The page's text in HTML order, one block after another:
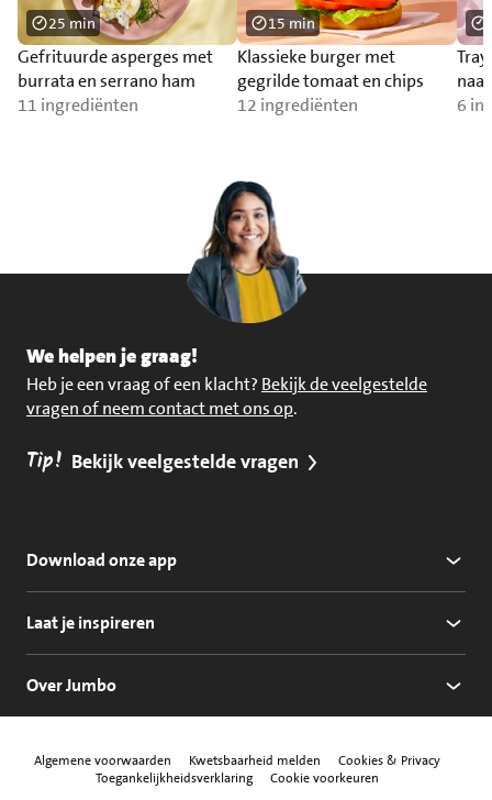
Gefrituurde asperges met
burrata en serrano ham
11 ingrediënten
25 min
Klassieke burger met
gegrilde tomaat en chips
12 ingrediënten
15 min
6
We helpen je graag!
Heb je een vraag of een klacht? Bekijk de veelgestelde
vragen of neem contact met ons op.
Tip! Bekijk veelgestelde vragen
Download onze app
Laat je inspireren
Over Jumbo
Algemene voorwaarden Kwetsbaarheid melden
Cookies & Privacy
Toegankelijkheidsverklaring
Cookie voorkeuren